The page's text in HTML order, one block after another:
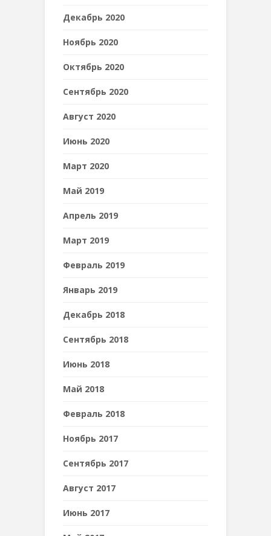
Декабрь 2020
Ноябрь 2020
Октябрь 2020
Сентябрь 2020
Август 2020
Июнь 2020
Март 2020
Май 2019
Апрель 2019
Март 2019
Февраль 2019
Январь 2019
Декабрь 2018
Сентябрь 2018
Июнь 2018
Май 2018
Февраль 2018
Ноябрь 2017
Сентябрь 2017
Август 2017
Июнь 2017